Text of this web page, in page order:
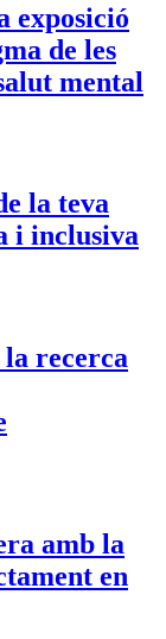
exposició
de les
mental
la teva
i inclusiva
recerca
amb la
en